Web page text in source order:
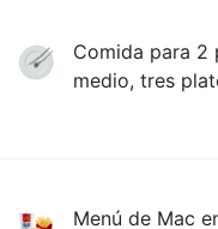
Comida para 2
medio, tres
Menú de Mac